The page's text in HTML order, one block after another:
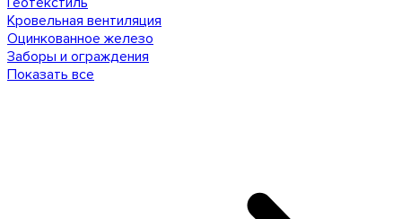
Кровельная вентиляция
Оцинкованное железо
Заборы и ограждения
Показать все